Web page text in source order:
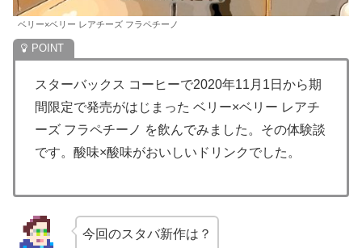
ベリー×ベリー レアチーズ フラペチーノ
スターバックス コーヒーで2020年11月1日から期
間限定で発売がはじまった ベリー×ベリー レアチ
ーズ フラペチーノ を飲んでみました。その体験談
です。酸味×酸味がおいしいドリンクでした。
今回のスタバ新作は？